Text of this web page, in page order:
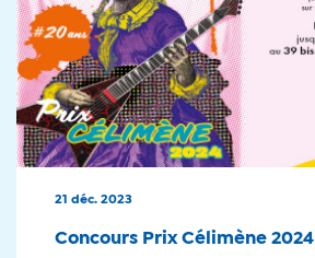
21 déc. 2023
Concours Prix Célimène 2024